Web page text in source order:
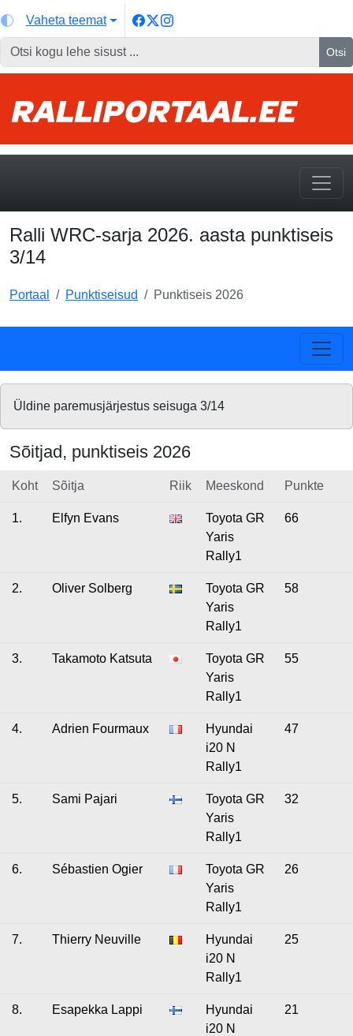
Vaheta teemat
Otsi
Ralli WRC-sarja 2026. aasta punktiseis
3/14
Portaal Punktiseisud Punktiseis 2026
Üldine paremusjärjestus seisuga 3/14
Sõitjad, punktiseis 2026
Koht Sõitja Riik Meeskond Punkte
1. Elfyn Evans
Toyota GR
Yaris
Rally1
66
2. Oliver Solberg
Toyota GR
Yaris
Rally1
58
3. Takamoto Katsuta
Toyota GR
Yaris
Rally1
55
4. Adrien Fourmaux
Hyundai
i20 N
Rally1
47
5. Sami Pajari
Toyota GR
Yaris
Rally1
32
6. Sébastien Ogier
Toyota GR
Yaris
Rally1
26
7. Thierry Neuville
Hyundai
i20 N
Rally1
25
8. Esapekka Lappi
Hyundai
i20 N
21